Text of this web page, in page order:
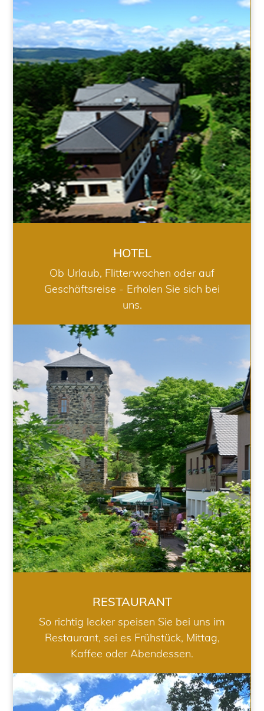
HOTEL
HOTEL
Ob Urlaub, Flitterwochen oder auf
Geschäftsreise - Erholen Sie sich bei
uns.
RESTAURANT
RESTAURANT
So richtig lecker speisen Sie bei uns im
Restaurant, sei es Frühstück, Mittag,
Kaffee oder Abendessen.